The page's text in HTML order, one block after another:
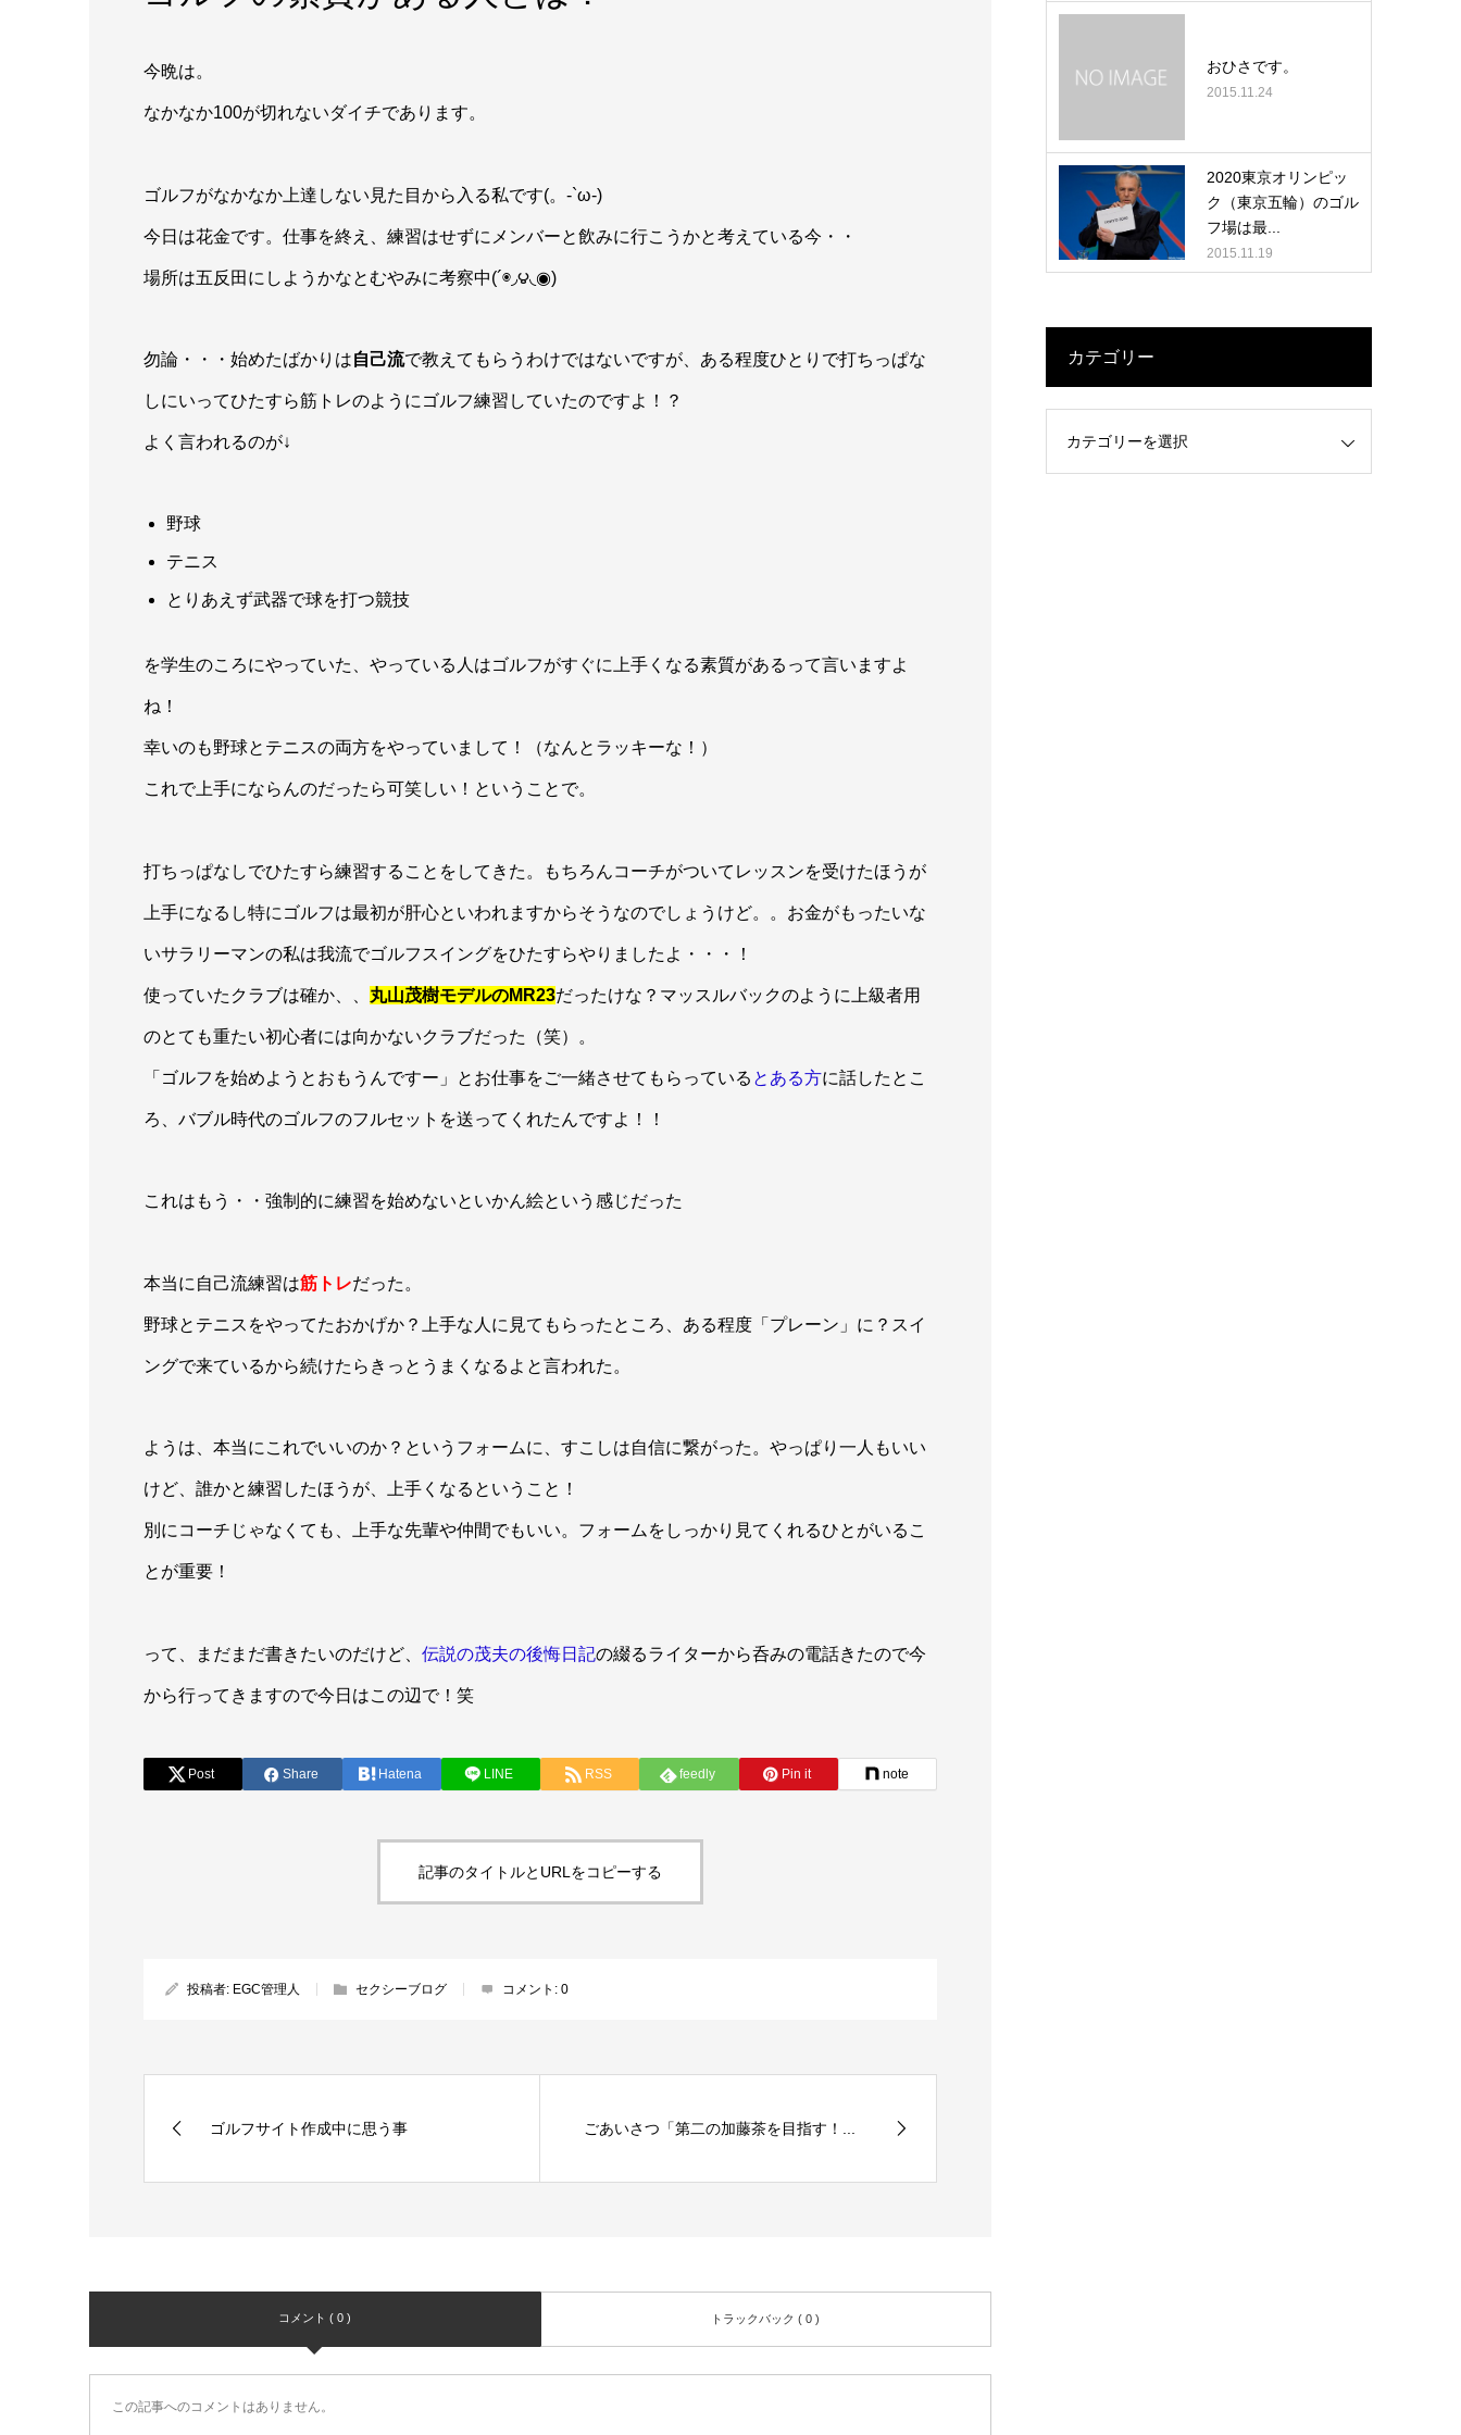
今晩は。
なかなか100が切れないダイチであります。
ゴルフがなかなか上達しない見た目から入る私です(。-`ω-)
今日は花金です。仕事を終え、練習はせずにメンバーと飲みに行こうかと考えている今・・
場所は五反田にしようかなとむやみに考察中(´◉◞౪◟◉)
勿論・・・始めたばかりは自己流で教えてもらうわけではないですが、ある程度ひとりで打ちっぱな
しにいってひたすら筋トレのようにゴルフ練習していたのですよ！？
よく言われるのが↓
野球
テニス
とりあえず武器で球を打つ競技
を学生のころにやっていた、やっている人はゴルフがすぐに上手くなる素質があるって言いますよ
ね！
幸いのも野球とテニスの両方をやっていまして！（なんとラッキーな！）
これで上手にならんのだったら可笑しい！ということで。
打ちっぱなしでひたすら練習することをしてきた。もちろんコーチがついてレッスンを受けたほうが
上手になるし特にゴルフは最初が肝心といわれますからそうなのでしょうけど。。お金がもったいな
いサラリーマンの私は我流でゴルフスイングをひたすらやりましたよ・・・！
使っていたクラブは確か、、 丸山茂樹モデルのMR23だったけな？マッスルバックのように上級者用
のとても重たい初心者には向かないクラブだった（笑）。
「ゴルフを始めようとおもうんですー」とお仕事をご一緒させてもらっている とある方に話したとこ
ろ、バブル時代のゴルフのフルセットを送ってくれたんですよ！！
これはもう・・強制的に練習を始めないといかん絵という感じだった
本当に自己流練習は筋トレだった。
野球とテニスをやってたおかげか？上手な人に見てもらったところ、ある程度「プレーン」に？スイ
ングで来ているから続けたらきっとうまくなるよと言われた。
ようは、本当にこれでいいのか？というフォームに、すこしは自信に繋がった。やっぱり一人もいい
けど、誰かと練習したほうが、上手くなるということ！
別にコーチじゃなくても、上手な先輩や仲間でもいい。フォームをしっかり見てくれるひとがいるこ
とが重要！
って、まだまだ書きたいのだけど、 伝説の茂夫の後悔日記の綴るライターから呑みの電話きたので今
から行ってきますので今日はこの辺で！笑
Post Share Hatena LINE RSS feedly Pin it note
記事のタイトルとURLをコピーする
投稿者: EGC管理人 セクシーブログ コメント: 0
ゴルフサイト作成中に思う事 ごあいさつ「第二の加藤茶を目指す！...
コメント ( 0 ) トラックバック ( 0 )
この記事へのコメントはありません。
おひさです。
2015.11.24
2020東京オリンピッ
ク（東京五輪）のゴル
フ場は最...
2015.11.19
カテゴリー